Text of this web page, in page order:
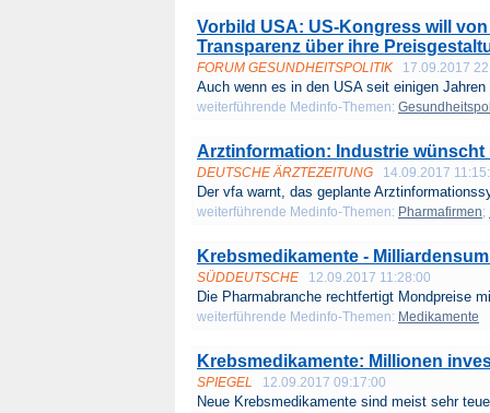
Vorbild USA: US-Kongress will
Transparenz über ihre
FORUM GESUNDHEITSPOLITIK 17.09.2017
Auch wenn es in den USA seit einigen
weiterführende Medinfo-Themen:
Arztinformation: Industrie
DEUTSCHE ÄRZTEZEITUNG 14.09.2017
Der vfa warnt, das geplante
weiterführende Medinfo-Themen: Pharmafirmen;
Krebsmedikamente -
SÜDDEUTSCHE 12.09.2017 11:28:00
Die Pharmabranche rechtfertigt Mondpreise
weiterführende Medinfo-Themen: Medikamente
Krebsmedikamente: Millionen
SPIEGEL 12.09.2017 09:17:00
Neue Krebsmedikamente sind meist sehr